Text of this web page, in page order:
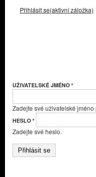
Přihlásit se(aktivní záložka)
UŽIVATELSKÉ JMÉNO *
Zadejte své uživatelské
HESLO *
Zadejte své heslo.